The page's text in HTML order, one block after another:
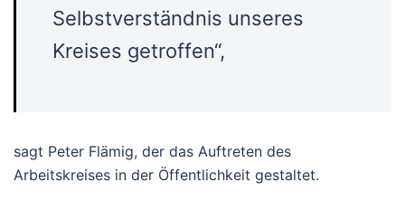
Selbstverständnis unseres
Kreises getroffen“,
sagt Peter Flämig, der das Auftreten des
Arbeitskreises in der Öffentlichkeit gestaltet.